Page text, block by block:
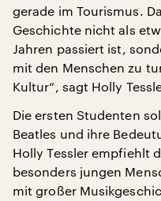
gerade im Tourismus.
Geschichte nicht als
Jahren passiert ist,
mit den Menschen zu
Kultur“, sagt Holly
Die ersten Studenten
Beatles und ihre
Holly Tessler empfiehlt
besonders jungen
mit großer